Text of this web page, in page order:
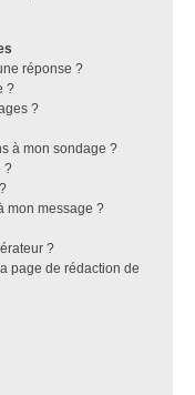
réponse ?
?
?
à mon sondage ?
?
mon message ?
?
page de rédaction de